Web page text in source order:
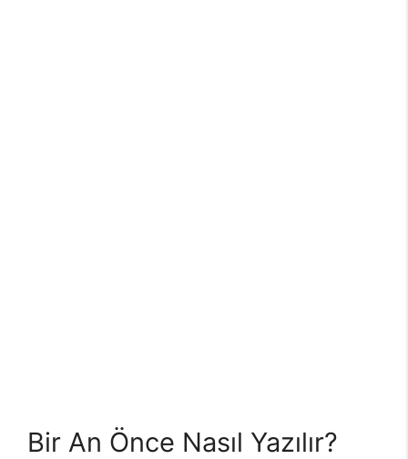
Bir An Önce Nasıl Yazılır?